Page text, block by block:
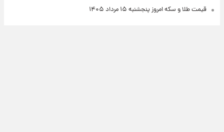
قیمت طلا و سکه امروز پنجشنبه ۱۵ مرداد ۱۴۰۵